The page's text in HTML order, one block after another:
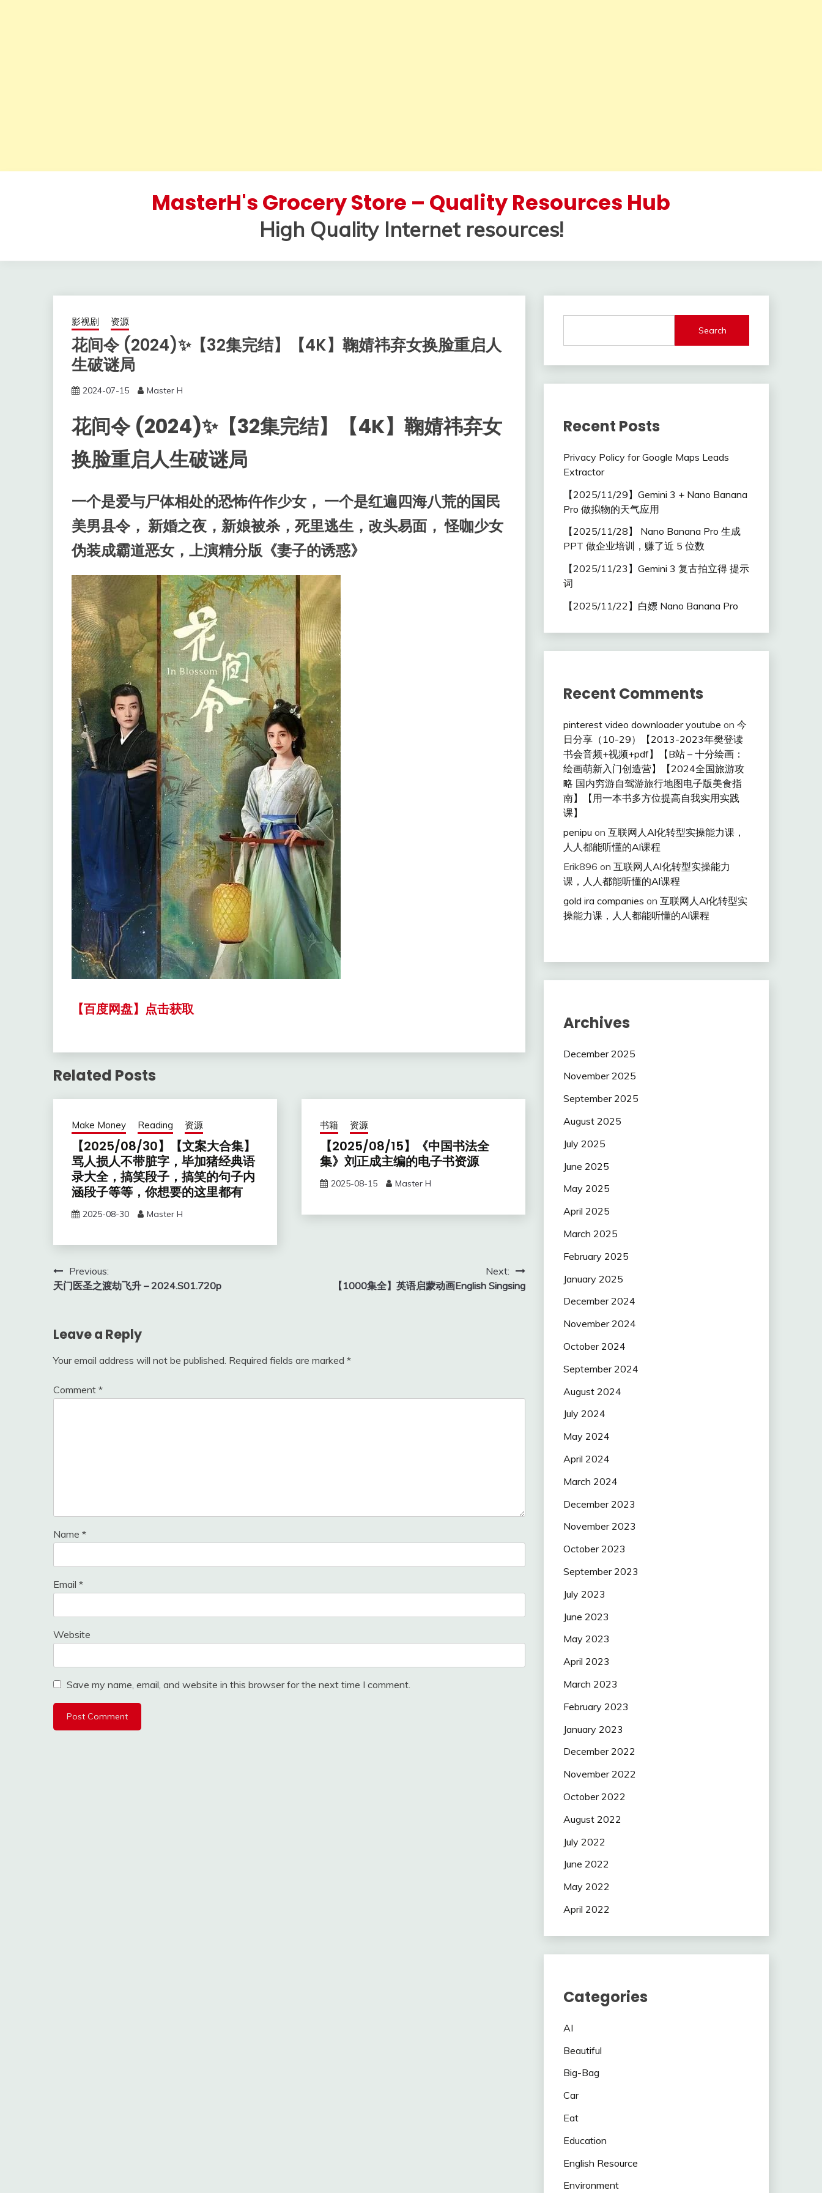
MasterH's Grocery Store – Quality Resources Hub
High Quality Internet resources!
影视剧 资源
花间令 (2024)✨【32集完结】【4K】鞠婧祎弃女换脸重启人
生破谜局
2024-07-15 Master H
花间令 (2024)✨【32集完结】【4K】鞠婧祎弃女
换脸重启人生破谜局
一个是爱与尸体相处的恐怖仵作少女， 一个是红遍四海八荒的国民
美男县令， 新婚之夜，新娘被杀，死里逃生，改头易面， 怪咖少女
伪装成霸道恶女，上演精分版《妻子的诱惑》
【百度网盘】点击获取
Related Posts
Make Money Reading 资源
【2025/08/30】【文案大合集】
骂人损人不带脏字，毕加猪经典语
录大全，搞笑段子，搞笑的句子内
涵段子等等，你想要的这里都有
2025-08-30 Master H
书籍 资源
【2025/08/15】《中国书法全
集》刘正成主编的电子书资源
2025-08-15 Master H
Post
navigation
Previous:
天门医圣之渡劫飞升 – 2024.S01.720p
Next:
【1000集全】英语启蒙动画English Singsing
Leave a Reply
Your email address will not be published. Required fields are marked *
Comment *
Name *
Email *
Website
Save my name, email, and website in this browser for the next time I comment.
Search
Recent Posts
Privacy Policy for Google Maps Leads
Extractor
【2025/11/29】Gemini 3 + Nano Banana
Pro 做拟物的天气应用
【2025/11/28】 Nano Banana Pro 生成
PPT 做企业培训，赚了近 5 位数
【2025/11/23】Gemini 3 复古拍立得 提示
词
【2025/11/22】白嫖 Nano Banana Pro
Recent Comments
pinterest video downloader youtube on 今
日分享（10-29）【2013-2023年樊登读
书会音频+视频+pdf】【B站 – 十分绘画：
绘画萌新入门创造营】【2024全国旅游攻
略 国内穷游自驾游旅行地图电子版美食指
南】【用一本书多方位提高自我实用实践
课】
penipu on 互联网人Al化转型实操能力课，
人人都能听懂的Al课程
Erik896 on 互联网人Al化转型实操能力
课，人人都能听懂的Al课程
gold ira companies on 互联网人Al化转型实
操能力课，人人都能听懂的Al课程
Archives
December 2025
November 2025
September 2025
August 2025
July 2025
June 2025
May 2025
April 2025
March 2025
February 2025
January 2025
December 2024
November 2024
October 2024
September 2024
August 2024
July 2024
May 2024
April 2024
March 2024
December 2023
November 2023
October 2023
September 2023
July 2023
June 2023
May 2023
April 2023
March 2023
February 2023
January 2023
December 2022
November 2022
October 2022
August 2022
July 2022
June 2022
May 2022
April 2022
Categories
AI
Beautiful
Big-Bag
Car
Eat
Education
English Resource
Environment